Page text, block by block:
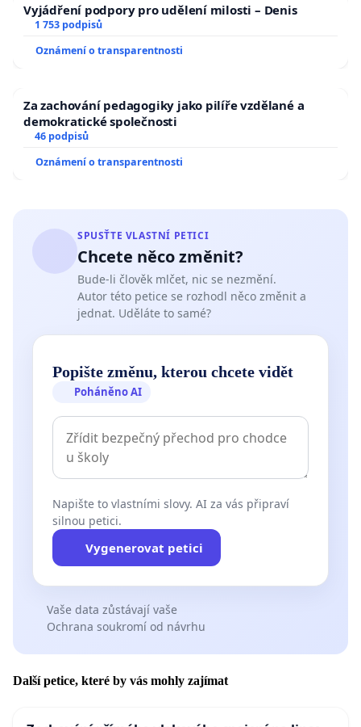
Vyjádření podpory pro udělení milosti – Denis
1 753 podpisů
Oznámení o transparentnosti
Za zachování pedagogiky jako pilíře vzdělané a
demokratické společnosti
46 podpisů
Oznámení o transparentnosti
SPUSŤTE VLASTNÍ PETICI
Chcete něco změnit?
Bude-li člověk mlčet, nic se nezmění.
Autor této petice se rozhodl něco změnit a
jednat. Uděláte to samé?
Popište změnu, kterou chcete vidět
Poháněno AI
Napište to vlastními slovy. AI za vás připraví
silnou petici.
Vygenerovat petici
Vaše data zůstávají vaše
Ochrana soukromí od návrhu
Další petice, které by vás mohly zajímat